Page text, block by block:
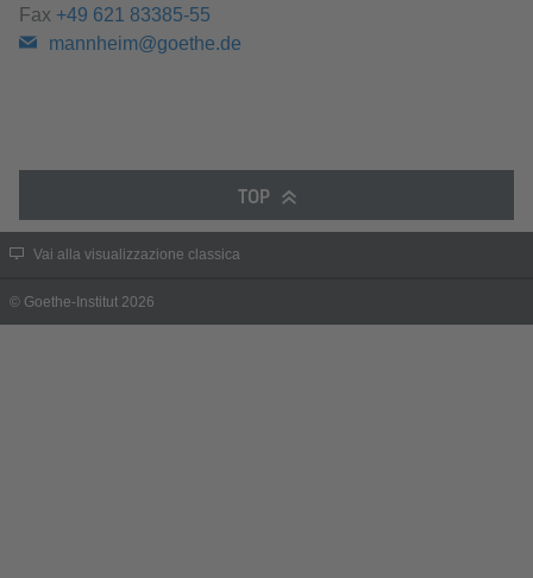
Fax +49 621 83385-55
mannheim@goethe.de
TOP
Vai alla visualizzazione classica
© Goethe-Institut 2026